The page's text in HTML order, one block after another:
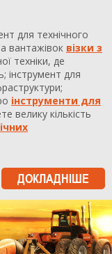
для технічного
вантажівок візки з
техніки, де
інструмент для
інструменти для
велику кількість
ДОКЛАДНІШЕ